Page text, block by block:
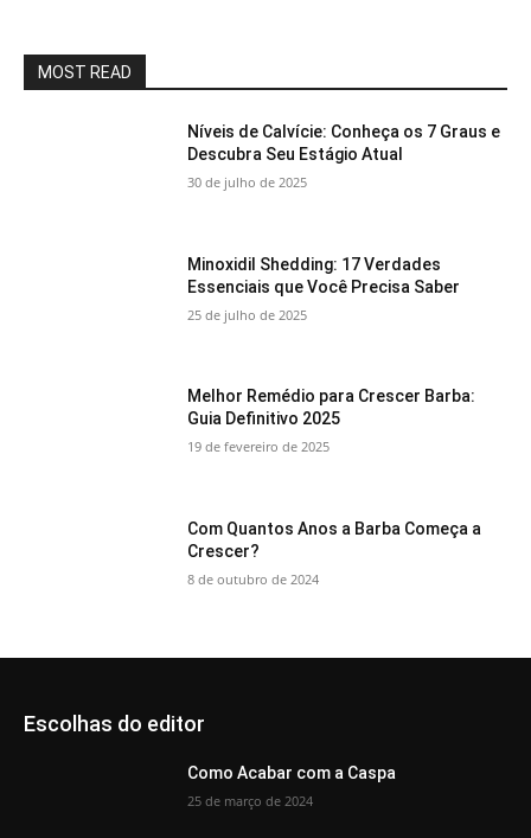
MOST READ
Níveis de Calvície: Conheça os 7 Graus e
Descubra Seu Estágio Atual
30 de julho de 2025
Minoxidil Shedding: 17 Verdades
Essenciais que Você Precisa Saber
25 de julho de 2025
Melhor Remédio para Crescer Barba:
Guia Definitivo 2025
19 de fevereiro de 2025
Com Quantos Anos a Barba Começa a
Crescer?
8 de outubro de 2024
Escolhas do editor
Como Acabar com a Caspa
25 de março de 2024